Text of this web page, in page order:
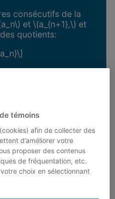
consécutifs de la
et \(a_{n+1},\) et
quotients:
\frac{8}{5},
suite \(b_n\)
d’or 1 :
dont la preuve
témoins
afin de collecter des
d’améliorer votre
proposer des contenus
de fréquentation, etc.
choix en sélectionnant